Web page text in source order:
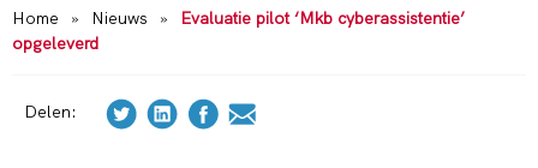
Home » Nieuws »
Evaluatie pilot ‘Mkb cyberassistentie’
opgeleverd
Delen: